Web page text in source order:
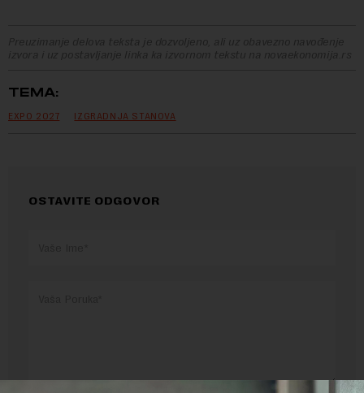
Preuzimanje delova teksta je dozvoljeno, ali uz obavezno navođenje
izvora i uz postavljanje linka ka izvornom tekstu na novaekonomija.rs
TEMA:
EXPO 2027 IZGRADNJA STANOVA
OSTAVITE ODGOVOR